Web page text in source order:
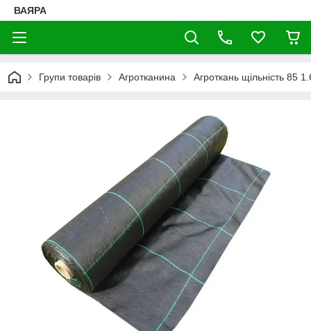
ВАЯРА
Групи товарів Агротканина Агроткань щільність 85